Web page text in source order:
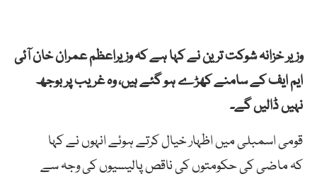
وزیر خزانہ شوکت ترین نے کہا ہے کہ وزیراعظم عمران خان آئی
ایم ایف کے سامنے کھڑے ہو گئے ہیں، وہ غریب پر بوجھ
نہیں ڈالیں گے۔
قومی اسمبلی میں اظہار خیال کرتے ہوئے انہوں نے کہا
کہ ماضی کی حکومتوں کی ناقص پالیسیوں کی وجہ سے